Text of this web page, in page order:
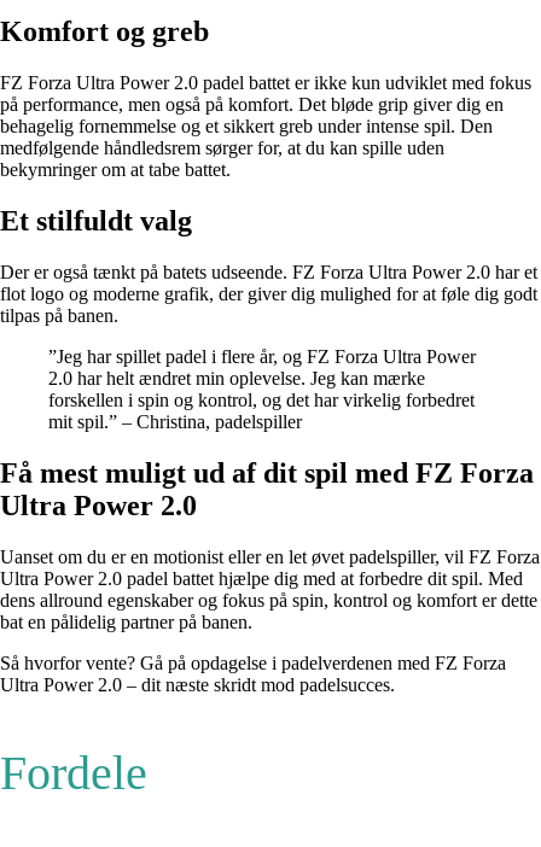
Komfort og greb
FZ Forza Ultra Power 2.0 padel battet er ikke kun udviklet med fokus
på performance, men også på komfort. Det bløde grip giver dig en
behagelig fornemmelse og et sikkert greb under intense spil. Den
medfølgende håndledsrem sørger for, at du kan spille uden
bekymringer om at tabe battet.
Et stilfuldt valg
Der er også tænkt på batets udseende. FZ Forza Ultra Power 2.0 har et
flot logo og moderne grafik, der giver dig mulighed for at føle dig godt
tilpas på banen.
”Jeg har spillet padel i flere år, og FZ Forza Ultra Power
2.0 har helt ændret min oplevelse. Jeg kan mærke
forskellen i spin og kontrol, og det har virkelig forbedret
mit spil.” – Christina, padelspiller
Få mest muligt ud af dit spil med FZ Forza
Ultra Power 2.0
Uanset om du er en motionist eller en let øvet padelspiller, vil FZ Forza
Ultra Power 2.0 padel battet hjælpe dig med at forbedre dit spil. Med
dens allround egenskaber og fokus på spin, kontrol og komfort er dette
bat en pålidelig partner på banen.
Så hvorfor vente? Gå på opdagelse i padelverdenen med FZ Forza
Ultra Power 2.0 – dit næste skridt mod padelsucces.
Fordele